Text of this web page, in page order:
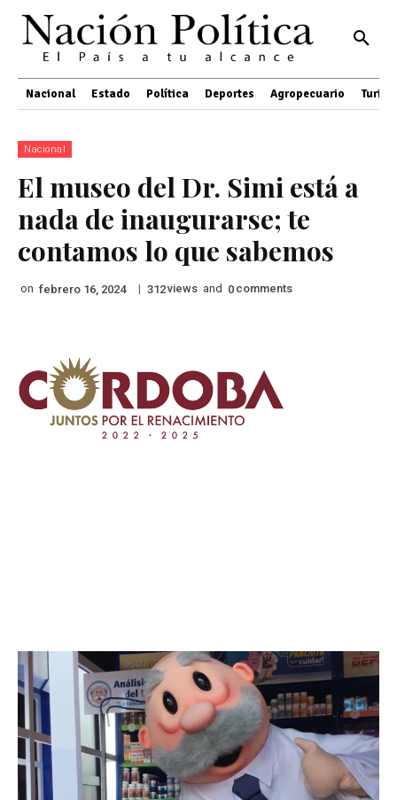
Nacional Estado Política Deportes Agropecuario
Nacional
El museo del Dr. Simi está a
nada de inaugurarse; te
contamos lo que sabemos
on febrero 16, 2024 | 312views and 0 comments